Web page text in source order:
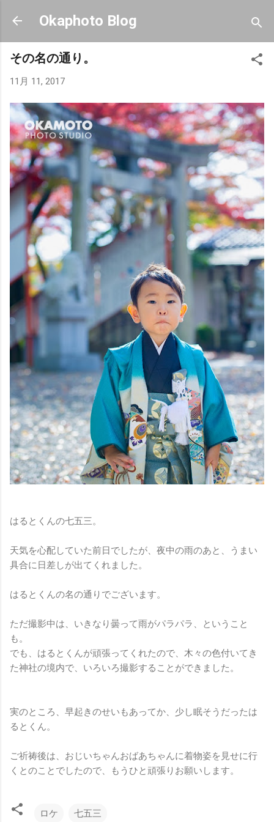
スキップしてメイン コンテンツに移動
Okaphoto Blog
その名の通り。
11月 11, 2017
はるとくんの七五三。
天気を心配していた前日でしたが、夜中の雨のあと、うまい
具合に日差しが出てくれました。
はるとくんの名の通りでございます。
ただ撮影中は、いきなり曇って雨がパラパラ、ということ
も。
でも、はるとくんが頑張ってくれたので、木々の色付いてき
た神社の境内で、いろいろ撮影することができました。
実のところ、早起きのせいもあってか、少し眠そうだったは
るとくん。
ご祈祷後は、おじいちゃんおばあちゃんに着物姿を見せに行
くとのことでしたので、もうひと頑張りお願いします。
ロケ 七五三